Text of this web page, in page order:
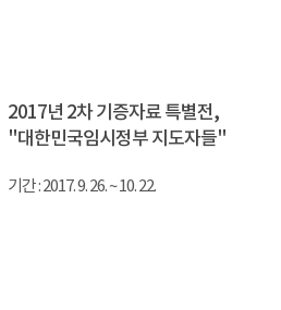
2017년 2차 기증자료 특별전,
"대한민국임시정부 지도자들"
기간 : 2017. 9. 26. ~ 10. 22.